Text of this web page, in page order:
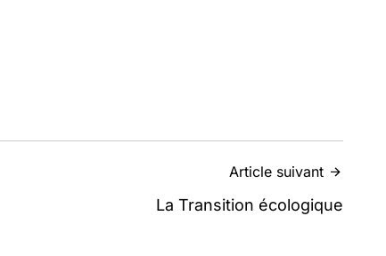
Article suivant
La Transition écologique